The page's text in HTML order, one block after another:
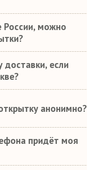
России, можно
доставки, если
анонимно?
придёт моя